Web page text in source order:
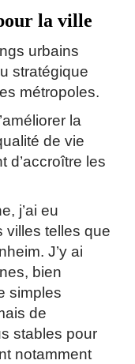
la ville
urbains
stratégique
métropoles.
la
de vie
d’accroître les
j’ai eu
villes telles que
J’y ai
bien
simples
de
stables pour
notamment